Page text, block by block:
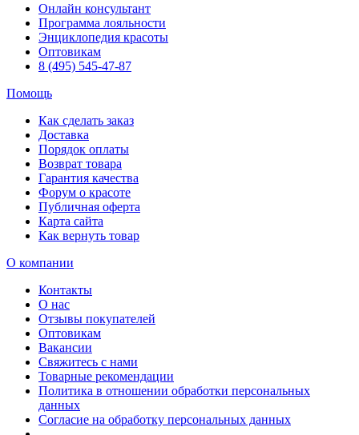
Онлайн консультант
Программа лояльности
Энциклопедия красоты
Оптовикам
8 (495) 545-47-87
Помощь
Как сделать заказ
Доставка
Порядок оплаты
Возврат товара
Гарантия качества
Форум о красоте
Публичная оферта
Карта сайта
Как вернуть товар
О компании
Контакты
О нас
Отзывы покупателей
Оптовикам
Вакансии
Свяжитесь с нами
Товарные рекомендации
Политика в отношении обработки персональных
данных
Согласие на обработку персональных данных